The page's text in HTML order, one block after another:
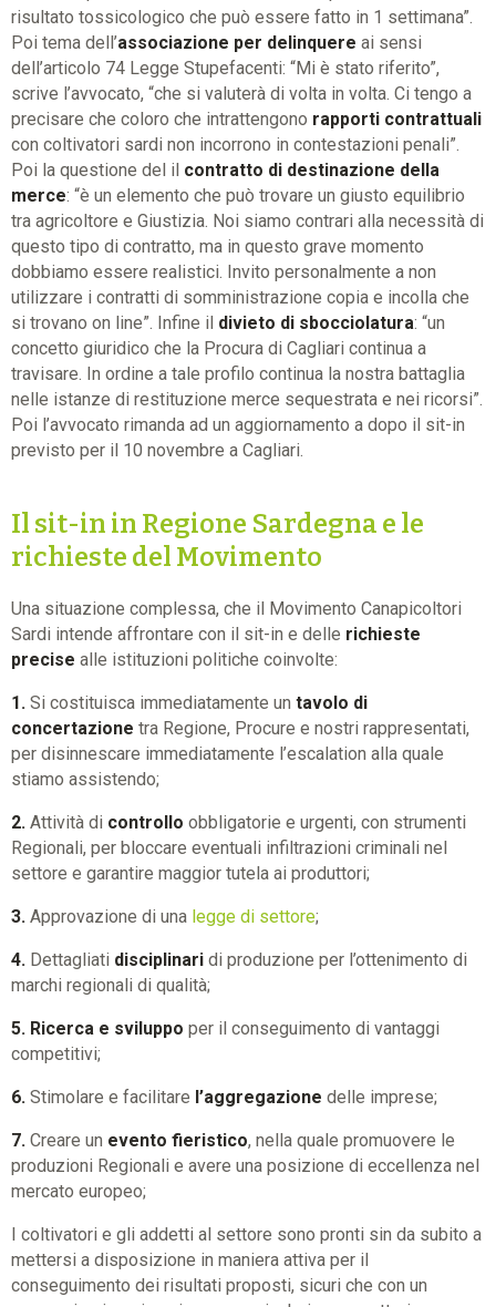
risultato tossicologico che può essere fatto in 1 settimana”.
Poi tema dell’associazione per delinquere ai sensi
dell’articolo 74 Legge Stupefacenti: “Mi è stato riferito”,
scrive l’avvocato, “che si valuterà di volta in volta. Ci tengo a
precisare che coloro che intrattengono rapporti contrattuali
con coltivatori sardi non incorrono in contestazioni penali”.
Poi la questione del il contratto di destinazione della
merce: “è un elemento che può trovare un giusto equilibrio
tra agricoltore e Giustizia. Noi siamo contrari alla necessità di
questo tipo di contratto, ma in questo grave momento
dobbiamo essere realistici. Invito personalmente a non
utilizzare i contratti di somministrazione copia e incolla che
si trovano on line”. Infine il divieto di sbocciolatura: “un
concetto giuridico che la Procura di Cagliari continua a
travisare. In ordine a tale profilo continua la nostra battaglia
nelle istanze di restituzione merce sequestrata e nei ricorsi”.
Poi l’avvocato rimanda ad un aggiornamento a dopo il sit-in
previsto per il 10 novembre a Cagliari.
Il sit-in in Regione Sardegna e le
richieste del Movimento
Una situazione complessa, che il Movimento Canapicoltori
Sardi intende affrontare con il sit-in e delle richieste
precise alle istituzioni politiche coinvolte:
1. Si costituisca immediatamente un tavolo di
concertazione tra Regione, Procure e nostri rappresentati,
per disinnescare immediatamente l’escalation alla quale
stiamo assistendo;
2. Attività di controllo obbligatorie e urgenti, con strumenti
Regionali, per bloccare eventuali infiltrazioni criminali nel
settore e garantire maggior tutela ai produttori;
3. Approvazione di una legge di settore;
4. Dettagliati disciplinari di produzione per l’ottenimento di
marchi regionali di qualità;
5. Ricerca e sviluppo per il conseguimento di vantaggi
competitivi;
6. Stimolare e facilitare l’aggregazione delle imprese;
7. Creare un evento fieristico, nella quale promuovere le
produzioni Regionali e avere una posizione di eccellenza nel
mercato europeo;
I coltivatori e gli addetti al settore sono pronti sin da subito a
mettersi a disposizione in maniera attiva per il
conseguimento dei risultati proposti, sicuri che con un